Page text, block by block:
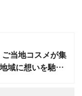
当地コスメが集
域に想いを馳せ